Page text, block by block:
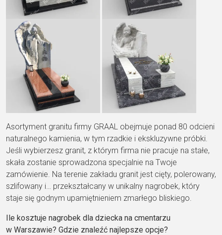
Asortyment granitu firmy GRAAL obejmuje ponad 80 odcieni
naturalnego kamienia, w tym rzadkie i ekskluzywne próbki.
Jeśli wybierzesz granit, z którym firma nie pracuje na stałe,
skała zostanie sprowadzona specjalnie na Twoje
zamówienie. Na terenie zakładu granit jest cięty, polerowany,
szlifowany i… przekształcany w unikalny nagrobek, który
staje się godnym upamiętnieniem zmarłego bliskiego.
Ile kosztuje nagrobek dla dziecka na cmentarzu
w Warszawie? Gdzie znaleźć najlepsze opcje?